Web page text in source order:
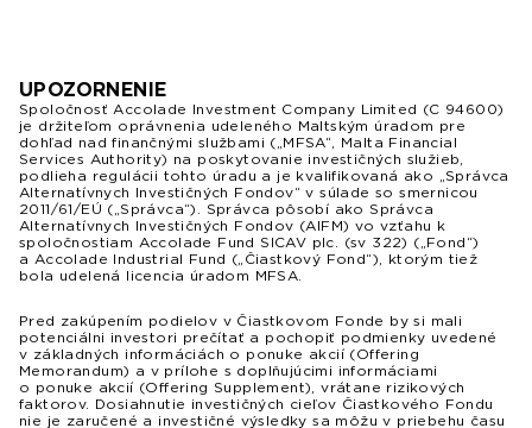
UPOZORNENIE
Spoločnosť Accolade Investment Company Limited (C 94600)
je držiteľom oprávnenia udeleného Maltským úradom pre
dohľad nad finančnými službami („MFSA“, Malta Financial
Services Authority) na poskytovanie investičných služieb,
podlieha regulácii tohto úradu a je kvalifikovaná ako „Správca
Alternatívnych Investičných Fondov“ v súlade so smernicou
2011/61/EÚ („Správca“). Správca pôsobí ako Správca
Alternatívnych Investičných Fondov (AIFM) vo vzťahu k
spoločnostiam Accolade Fund SICAV plc. (sv 322) („Fond“)
a Accolade Industrial Fund („Čiastkový Fond“), ktorým tiež
bola udelená licencia úradom MFSA.
Pred zakúpením podielov v Čiastkovom Fonde by si mali
potenciálni investori prečítať a pochopiť podmienky uvedené
v základných informáciách o ponuke akcií (Offering
Memorandum) a v prílohe s doplňujúcimi informáciami
o ponuke akcií (Offering Supplement), vrátane rizikových
faktorov. Dosiahnutie investičných cieľov Čiastkového Fondu
nie je zaručené a investičné výsledky sa môžu v priebehu času